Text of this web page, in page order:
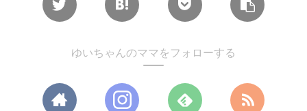
ゆいちゃんのママをフォローする